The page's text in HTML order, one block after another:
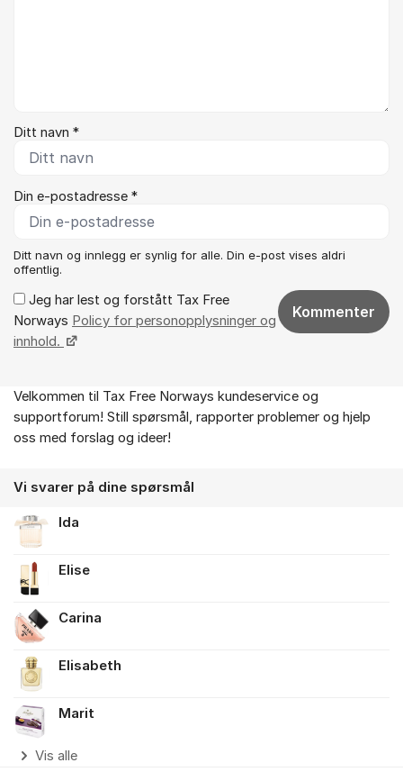
Ditt navn *
Din e-postadresse *
Ditt navn og innlegg er synlig for alle. Din e-post vises aldri
offentlig.
Jeg har lest og forstått Tax Free
Norways Policy for personopplysninger og
innhold.
Kommenter
Om forumet
Velkommen til Tax Free Norways kundeservice og
supportforum! Still spørsmål, rapporter problemer og hjelp
oss med forslag og ideer!
Vi svarer på dine spørsmål
Ida
Elise
Carina
Elisabeth
Marit
Vis alle